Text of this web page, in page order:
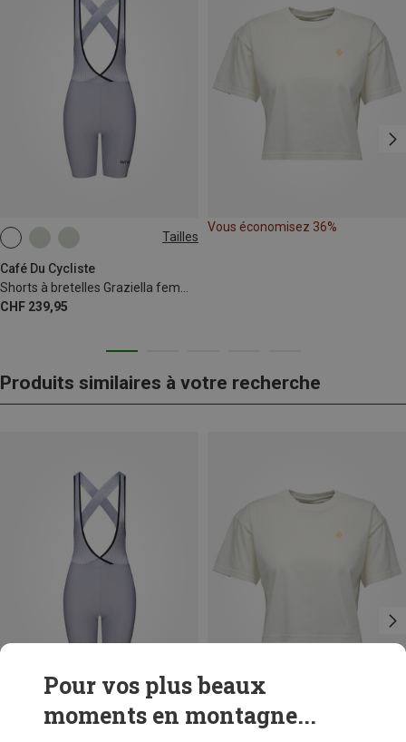
Tailles
Café Du Cycliste
CHF 239,95
S
Vous économisez 36%
Produits similaires à votre recherche
Tailles
Vous économisez 36%
Pour vos plus beaux
moments en montagne...